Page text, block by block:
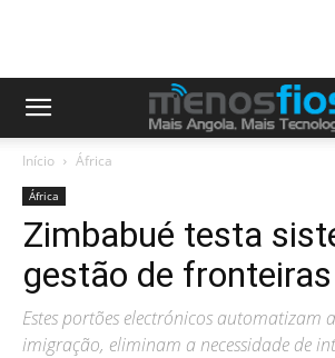
Início África
África
Zimbabué testa
gestão de
Estes portões electrónicos automatizam
imigração, eliminam a necessidade de